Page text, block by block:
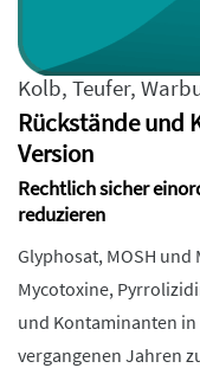
Kolb, Teufer,
Rückstände und
Version
Rechtlich sicher
reduzieren
Glyphosat, MOSH und
Mycotoxine,
und Kontaminanten
vergangenen Jahren